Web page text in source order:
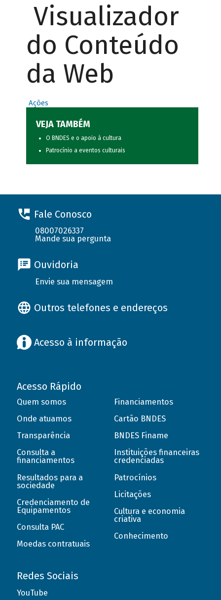
Visualizador
do Conteúdo
da Web
Ações
VEJA TAMBÉM
O BNDES e o apoio à cultura
Patrocínio a eventos culturais
Fale Conosco
08007026337
Mande sua pergunta
Ouvidoria
Envie sua mensagem
Outros telefones e endereços
Acesso à informação
Acesso Rápido
Quem somos
Onde atuamos
Transparência
Consulta a
financiamentos
Resultados para a
sociedade
Credenciamento de
Equipamentos
Consulta PAC
Moedas contratuais
Financiamentos
Cartão BNDES
BNDES Finame
Instituições financeiras
credenciadas
Patrocínios
Licitações
Cultura e economia
criativa
Conhecimento
Redes Sociais
YouTube